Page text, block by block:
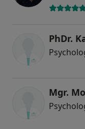
PhDr.
Mgr.